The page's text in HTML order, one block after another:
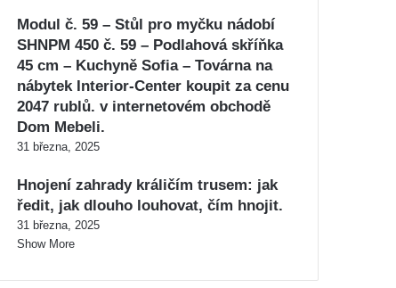
Modul č. 59 – Stůl pro myčku nádobí
SHNPM 450 č. 59 – Podlahová skříňka
45 cm – Kuchyně Sofia – Továrna na
nábytek Interior-Center koupit za cenu
2047 rublů. v internetovém obchodě
Dom Mebeli.
31 března, 2025
Hnojení zahrady králičím trusem: jak
ředit, jak dlouho louhovat, čím hnojit.
31 března, 2025
Show More